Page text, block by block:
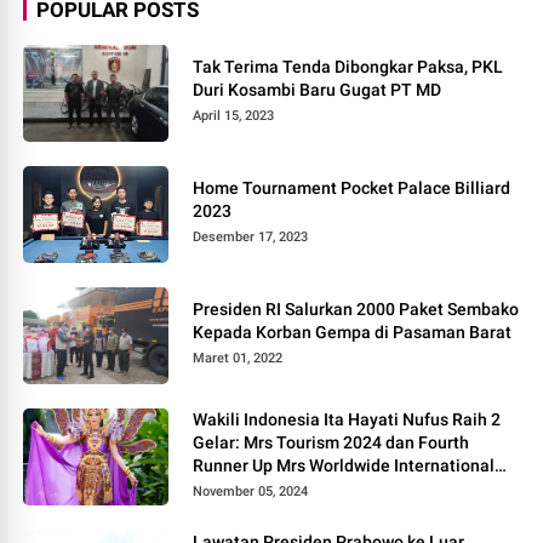
POPULAR POSTS
Tak Terima Tenda Dibongkar Paksa, PKL
Duri Kosambi Baru Gugat PT MD
April 15, 2023
Home Tournament Pocket Palace Billiard
2023
Desember 17, 2023
Presiden RI Salurkan 2000 Paket Sembako
Kepada Korban Gempa di Pasaman Barat
Maret 01, 2022
Wakili Indonesia Ita Hayati Nufus Raih 2
Gelar: Mrs Tourism 2024 dan Fourth
Runner Up Mrs Worldwide International
2024, di Pemilihan Mrs Worldwide 2024
November 05, 2024